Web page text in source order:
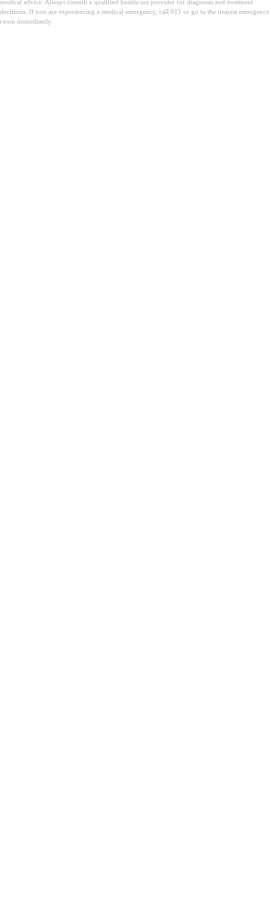
medical advice. Always consult a qualified healthcare provider for diagnosis and treatment
decisions. If you are experiencing a medical emergency, call 911 or go to the nearest emergency
room immediately.